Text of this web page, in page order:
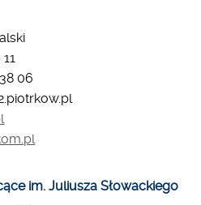
06
im. Juliusza Słowackiego